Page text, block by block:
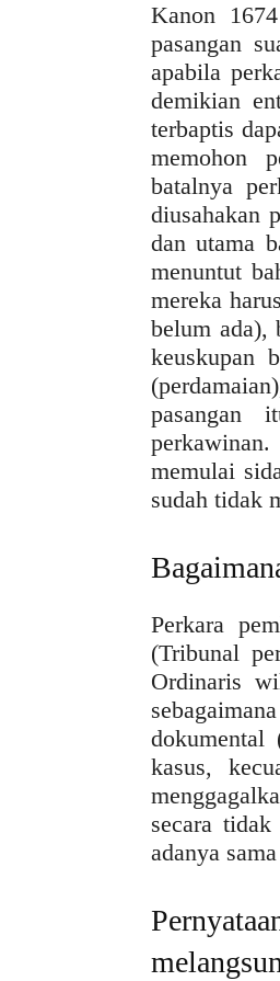
Kanon
pasangan
apabila
demikian
terbaptis
memohon
batalnya
diusahakan
dan utama
menuntut
mereka
belum ada),
keuskupan
pasangan
memulai
sudah tidak
Perkara
(Tribunal
Ordinaris
dokumental
kasus,
secara
adanya